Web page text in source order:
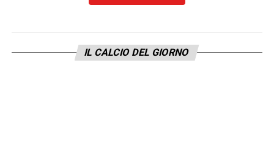
IL CALCIO DEL GIORNO